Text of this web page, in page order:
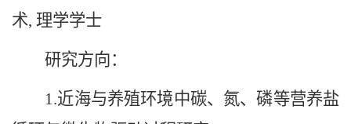
术, 理学学士
研究方向：
1.近海与养殖环境中碳、氮、磷等营养盐